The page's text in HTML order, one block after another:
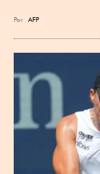
Por AFP